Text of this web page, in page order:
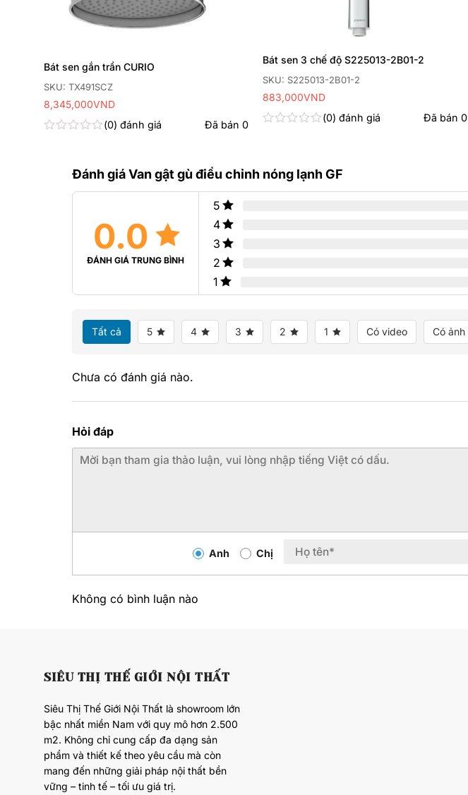
SKU: TX491SCZ
Bát sen gắn trần CURIO
0 đánh giá Đã bán0
8,345,000VND
SKU: S225013-2B01-2
Bát sen 3 chế độ S225013-2B01-2
5
sao
0 đánh giá Đã bán0
883,000VND
Đánh giá Van gật gù điều chỉnh nóng lạnh GF
0.0
ĐÁNH GIÁ TRUNG BÌNH
5
4
3
2
1
Tất cả 5 4 3 2 1 Có video Có ảnh
Chưa có đánh giá nào.
Hỏi đáp
Anh Chị
Không có bình luận nào
SIÊU THỊ THẾ GIỚI NỘI THẤT
Siêu Thị Thế Giới Nội Thất là showroom lớn
bậc nhất miền Nam với quy mô hơn 2.500
m2. Không chỉ cung cấp đa dạng sản
phẩm và thiết kế theo yêu cầu mà còn
mang đến những giải pháp nội thất bền
vững – tinh tế – tối ưu giá trị.